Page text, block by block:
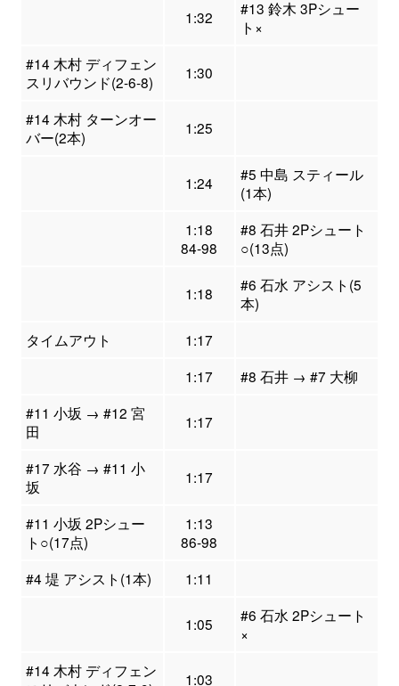
1:32
#13 鈴木 3Pシュー
ト×
#14 木村 ディフェン
スリバウンド(2-6-8)
1:30
#14 木村 ターンオー
バー(2本)
1:25
1:24
#5 中島 スティール
(1本)
1:18
84-98
#8 石井 2Pシュート
○(13点)
1:18
#6 石水 アシスト(5
本)
タイムアウト
1:17
1:17
#8 石井 → #7 大柳
#11 小坂 → #12 宮
田
1:17
#17 水谷 → #11 小
坂
1:17
#11 小坂 2Pシュー
ト○(17点)
1:13
86-98
#4 堤 アシスト(1本)
1:11
1:05
#6 石水 2Pシュート
×
#14 木村 ディフェン
1:03